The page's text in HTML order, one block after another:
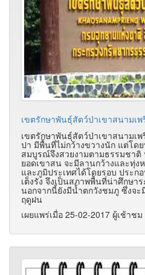
เขตรักษาพันธุ์สัตว์ป่าเขาสนามเพ
เขตรักษาพันธุ์สัตว์ป่าเขาสนามเ
ปา มีพื้นที่ไม่กว้างขวางนัก แต่โด
สมบูรณ์จึงสวยงามตามธรรมชาติ
ยอดเขาสน จะมีลานกว้างและทุ่
และภูมิประเทศได้โดยรอบ ประก
เต็งรัง จึงเป็นสภาพพื้นที่น่าศึกษา
นอกจากนี้ยังมีน้ำตกวังชมภู ซึ่งจะ
ฤดูฝน
เผยแพร่เมื่อ 25-02-2017 ผู้เช้าชม